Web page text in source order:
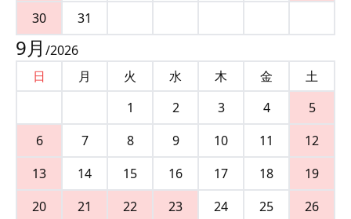
30
31
9月 /2026
日
月 火 水 木 金
土
1
2 3 4
5
6
7 8 9 10 11
12
13
14 15 16 17 18
19
20
21 22 23 24 25
26